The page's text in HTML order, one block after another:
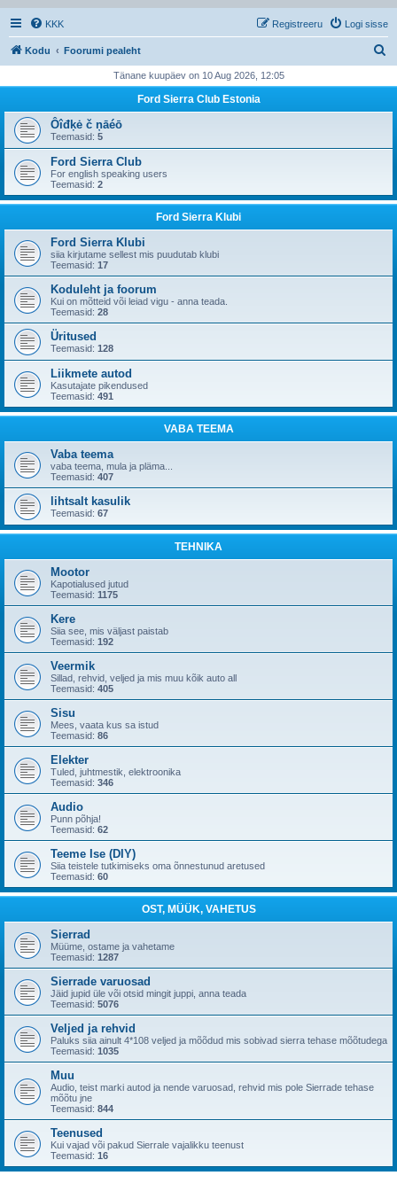
KKK Logi sisse
Registreeru
Kodu Foorumi pealeht
i
Tänane kuupäev on 10 Aug 2026, 12:05
Ford Sierra Club Estonia
Ôîđķė č ņāéō
Teemasid: 5
Ford Sierra Club
For english speaking users
Teemasid: 2
Ford Sierra Klubi
Ford Sierra Klubi
siia kirjutame sellest mis puudutab klubi
Teemasid: 17
Koduleht ja foorum
Kui on mõtteid või leiad vigu - anna teada.
Teemasid: 28
Üritused
Teemasid: 128
Liikmete autod
Kasutajate pikendused
Teemasid: 491
VABA TEEMA
Vaba teema
vaba teema, mula ja pläma...
Teemasid: 407
lihtsalt kasulik
Teemasid: 67
TEHNIKA
Mootor
Kapotialused jutud
Teemasid: 1175
Kere
Siia see, mis väljast paistab
Teemasid: 192
Veermik
Sillad, rehvid, veljed ja mis muu kõik auto all
Teemasid: 405
Sisu
Mees, vaata kus sa istud
Teemasid: 86
Elekter
Tuled, juhtmestik, elektroonika
Teemasid: 346
Audio
Punn põhja!
Teemasid: 62
Teeme Ise (DIY)
Siia teistele tutkimiseks oma õnnestunud aretused
Teemasid: 60
OST, MÜÜK, VAHETUS
Sierrad
Müüme, ostame ja vahetame
Teemasid: 1287
Sierrade varuosad
Jäid jupid üle või otsid mingit juppi, anna teada
Teemasid: 5076
Veljed ja rehvid
Paluks siia ainult 4*108 veljed ja mõõdud mis sobivad sierra tehase mõõtudega
Teemasid: 1035
Muu
Audio, teist marki autod ja nende varuosad, rehvid mis pole Sierrade tehase
mõõtu jne
Teemasid: 844
Teenused
Kui vajad või pakud Sierrale vajalikku teenust
Teemasid: 16